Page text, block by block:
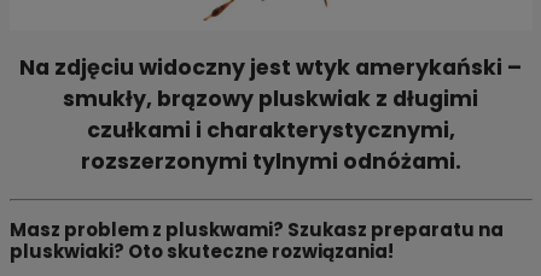
Na zdjęciu widoczny jest wtyk amerykański –
smukły, brązowy pluskwiak z długimi
czułkami i charakterystycznymi,
rozszerzonymi tylnymi odnóżami.
Masz problem z pluskwami? Szukasz preparatu na
pluskwiaki? Oto skuteczne rozwiązania!